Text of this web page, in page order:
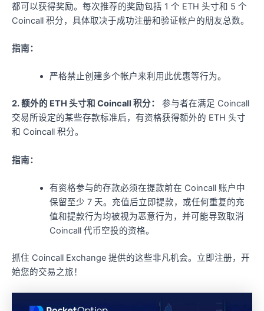
都可以获得奖励。每次推荐的奖励包括 1 个 ETH 头寸和 5 个
Coincall 积分，具体取决于成功注册和验证帐户的朋友总数。
指南：
严格禁止创建多个帐户来利用此优惠等行为。
2. 额外的 ETH 头寸和 Coincall 积分：
参与者在满足 Coincall
交易所设定的某些存款标准后，有资格获得额外的 ETH 头寸
和 Coincall 积分。
指南：
有资格参与的存款必须在提款前在 Coincall 账户中
保留至少 7 天。充值后立即提款，或任何重复的充
值和提款行为均被视为恶意行为，并可能导致取消
Coincall 代币空投的资格。
抓住 Coincall Exchange 提供的这些非凡机会。立即注册，开
始您的交易之旅！